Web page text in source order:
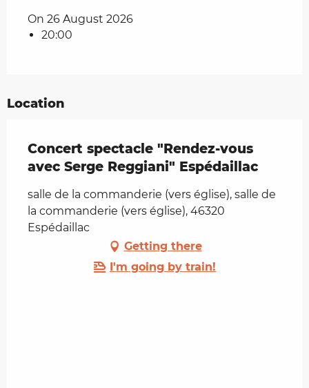
On 26 August 2026
20:00
Location
Concert spectacle "Rendez-vous
avec Serge Reggiani" Espédaillac
salle de la commanderie (vers église), salle de
la commanderie (vers église), 46320
Espédaillac
Getting there
I'm going by train!